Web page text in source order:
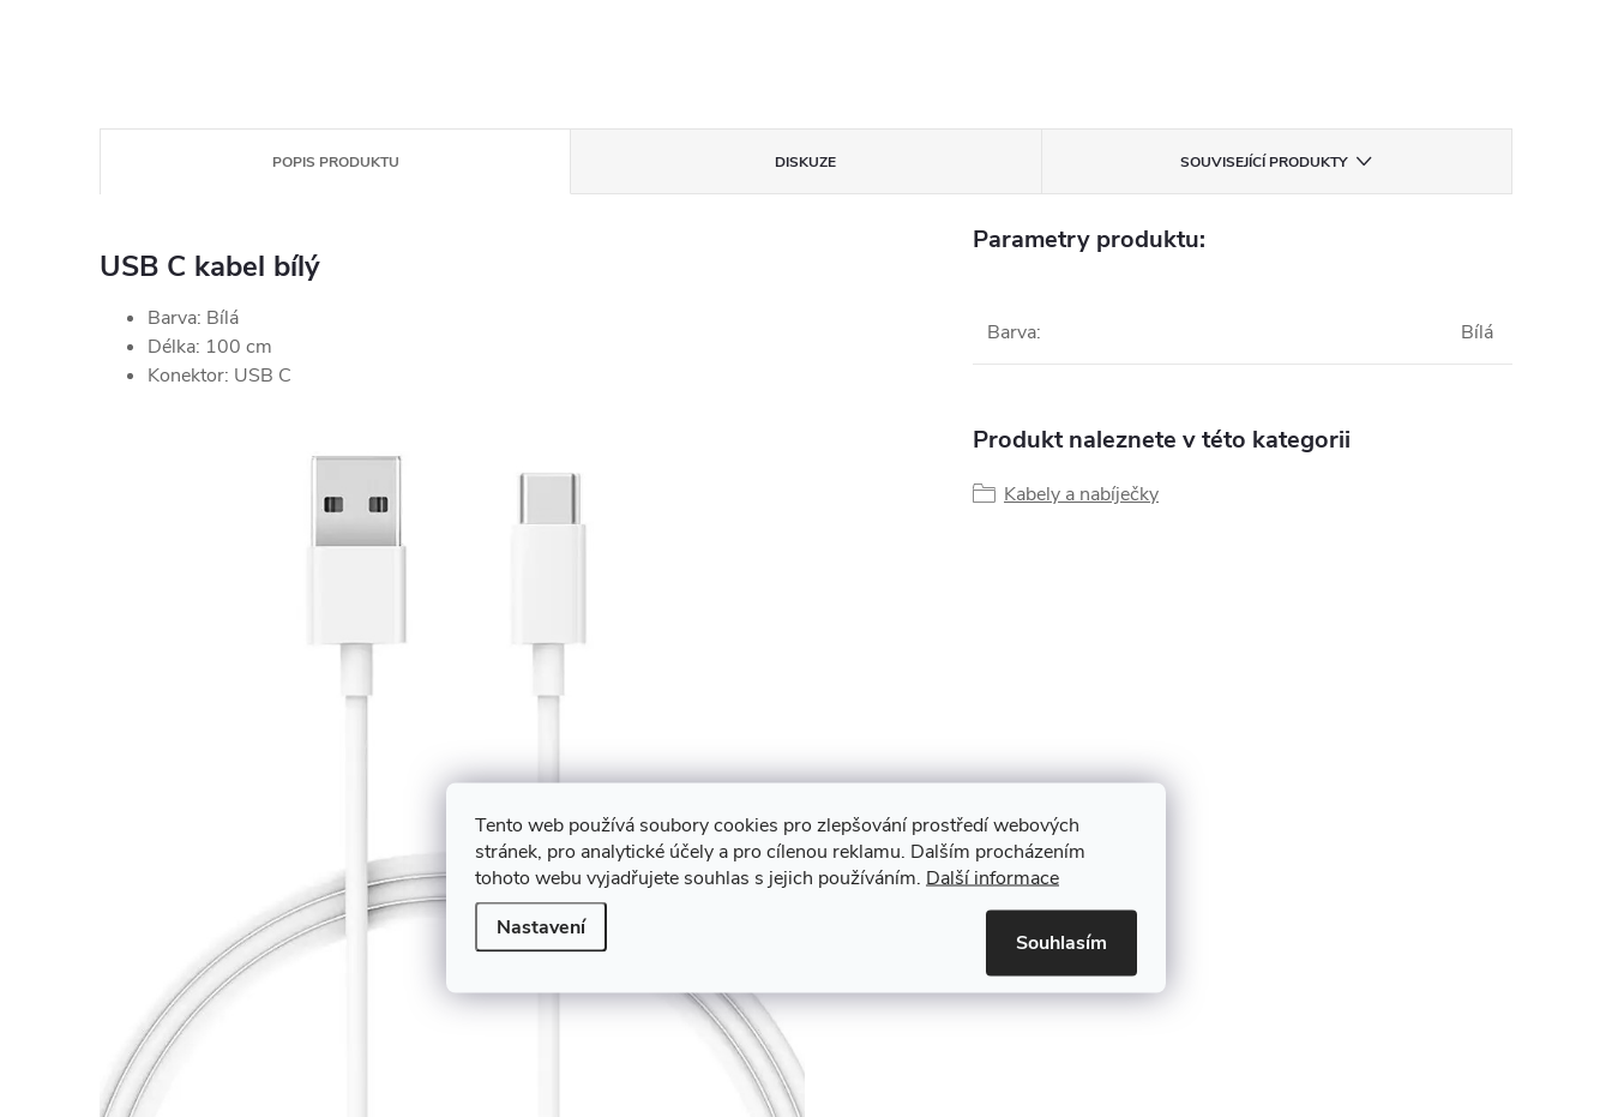
Tento web používá soubory cookies pro zlepšování prostředí webových
stránek, pro analytické účely a pro cílenou reklamu. Dalším procházením
tohoto webu vyjadřujete souhlas s jejich používáním. Další informace
Nastavení
Souhlasím
POPIS PRODUKTU DISKUZE SOUVISEJÍCÍ PRODUKTY
USB C kabel bílý
Barva: Bílá
Délka: 100 cm
Konektor: USB C
Parametry produktu:
Barva: Bílá
Produkt naleznete v této kategorii
Kabely a nabíječky